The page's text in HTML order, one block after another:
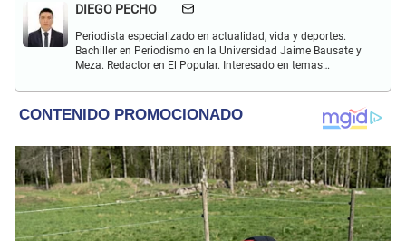
DIEGO PECHO
Periodista especializado en actualidad, vida y deportes.
Bachiller en Periodismo en la Universidad Jaime Bausate y
Meza. Redactor en El Popular. Interesado en temas
internacional, trucos caseros y educación.